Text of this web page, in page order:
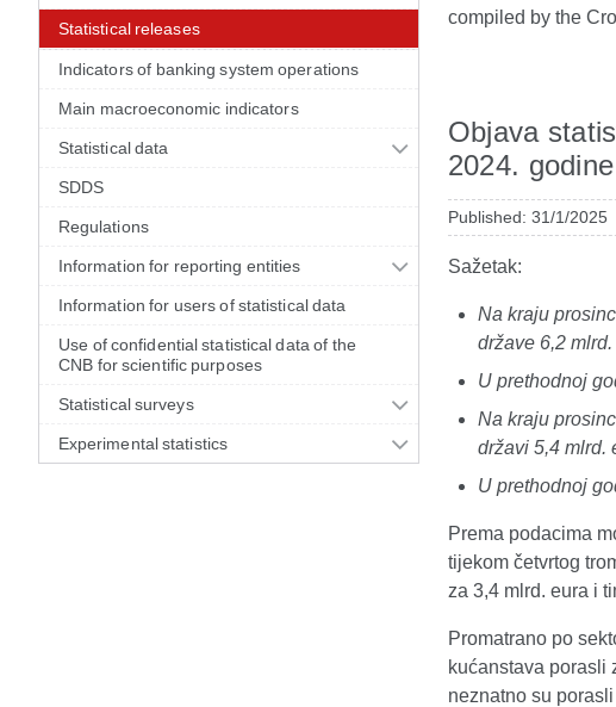
Statistical releases
Indicators of banking system operations
Main macroeconomic indicators
Statistical data
SDDS
Regulations
Information for reporting entities
Information for users of statistical data
Use of confidential statistical data of the
CNB for scientific purposes
Statistical surveys
Experimental statistics
compiled by the
Objava
2024. godine
Published: 31/1/2025
Sažetak:
Na kraju
države 6,2 mlrd.
U prethodnoj
Na kraju
državi 5,4 mlrd.
U prethodnoj
Prema podacima
tijekom četvrtog
za 3,4 mlrd. eura i
Promatrano po
kućanstava porasli
neznatno su